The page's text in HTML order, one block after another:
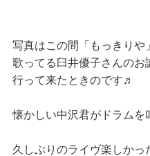
写真はこの間「もっきりや
歌ってる臼井優子さんのお
行って来たときのです♬
懐かしい中沢君がドラムを
久しぶりのライヴ楽しかっ